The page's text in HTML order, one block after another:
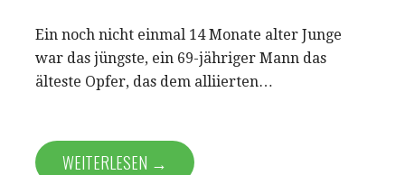
Ein noch nicht einmal 14 Monate alter Junge
war das jüngste, ein 69-jähriger Mann das
älteste Opfer, das dem alliierten…
WEITERLESEN →